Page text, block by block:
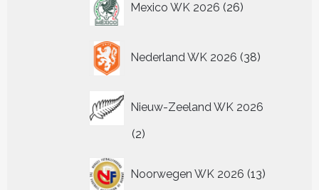
Mexico WK 2026 26
producten
Nederland WK 2026 38
producten
Nieuw-Zeeland WK 2026
22
Noorwegen WK 2026 13
producten